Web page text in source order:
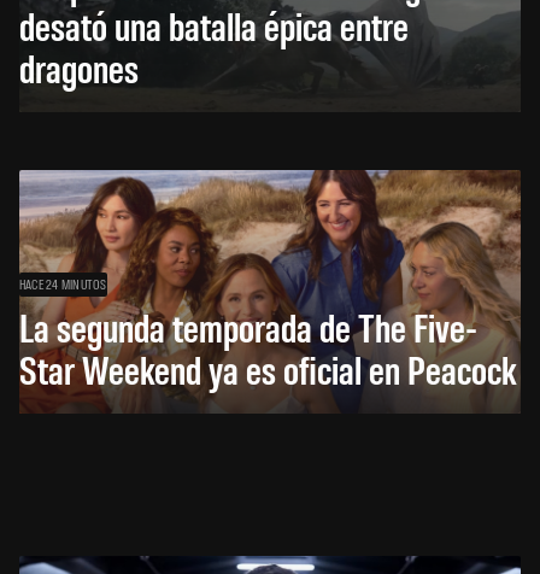
desató una batalla épica entre
dragones
HACE 24 MINUTOS
La segunda temporada de The Five-
Star Weekend ya es oficial en Peacock